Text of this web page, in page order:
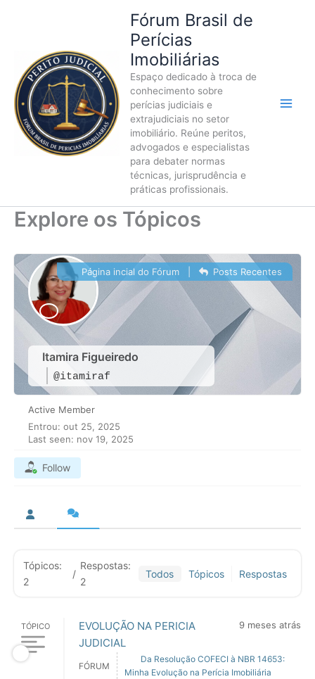
conteúdo
Fórum Brasil de
Perícias
Imobiliárias
Espaço dedicado à troca de
conhecimento sobre
perícias judiciais e
extrajudiciais no setor
imobiliário. Reúne peritos,
advogados e especialistas
para debater normas
técnicas, jurisprudência e
práticas profissionais.
Explore os Tópicos
Itamira Figueiredo
@itamiraf
Página incial do Fórum| Posts Recentes
Active Member
Entrou: out 25, 2025
Last seen: nov 19, 2025
Follow
Tópicos:
2
/
Respostas:
2
Todos Tópicos Respostas
TÓPICO
EVOLUÇÃO NA PERICIA
JUDICIAL
9 meses atrás
FÓRUM
Da Resolução COFECI à NBR 14653:
Minha Evolução na Perícia Imobiliária